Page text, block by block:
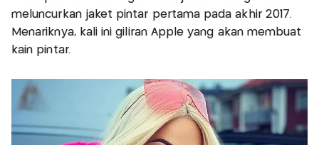
meluncurkan jaket pintar pertama pada akhir 2017.
Menariknya, kali ini giliran Apple yang akan membuat
kain pintar.